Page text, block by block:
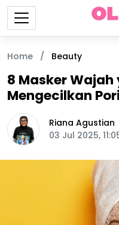
Home / Beauty
8 Masker
Mengecilkan
Riana Agustian
03 Jul 2025,